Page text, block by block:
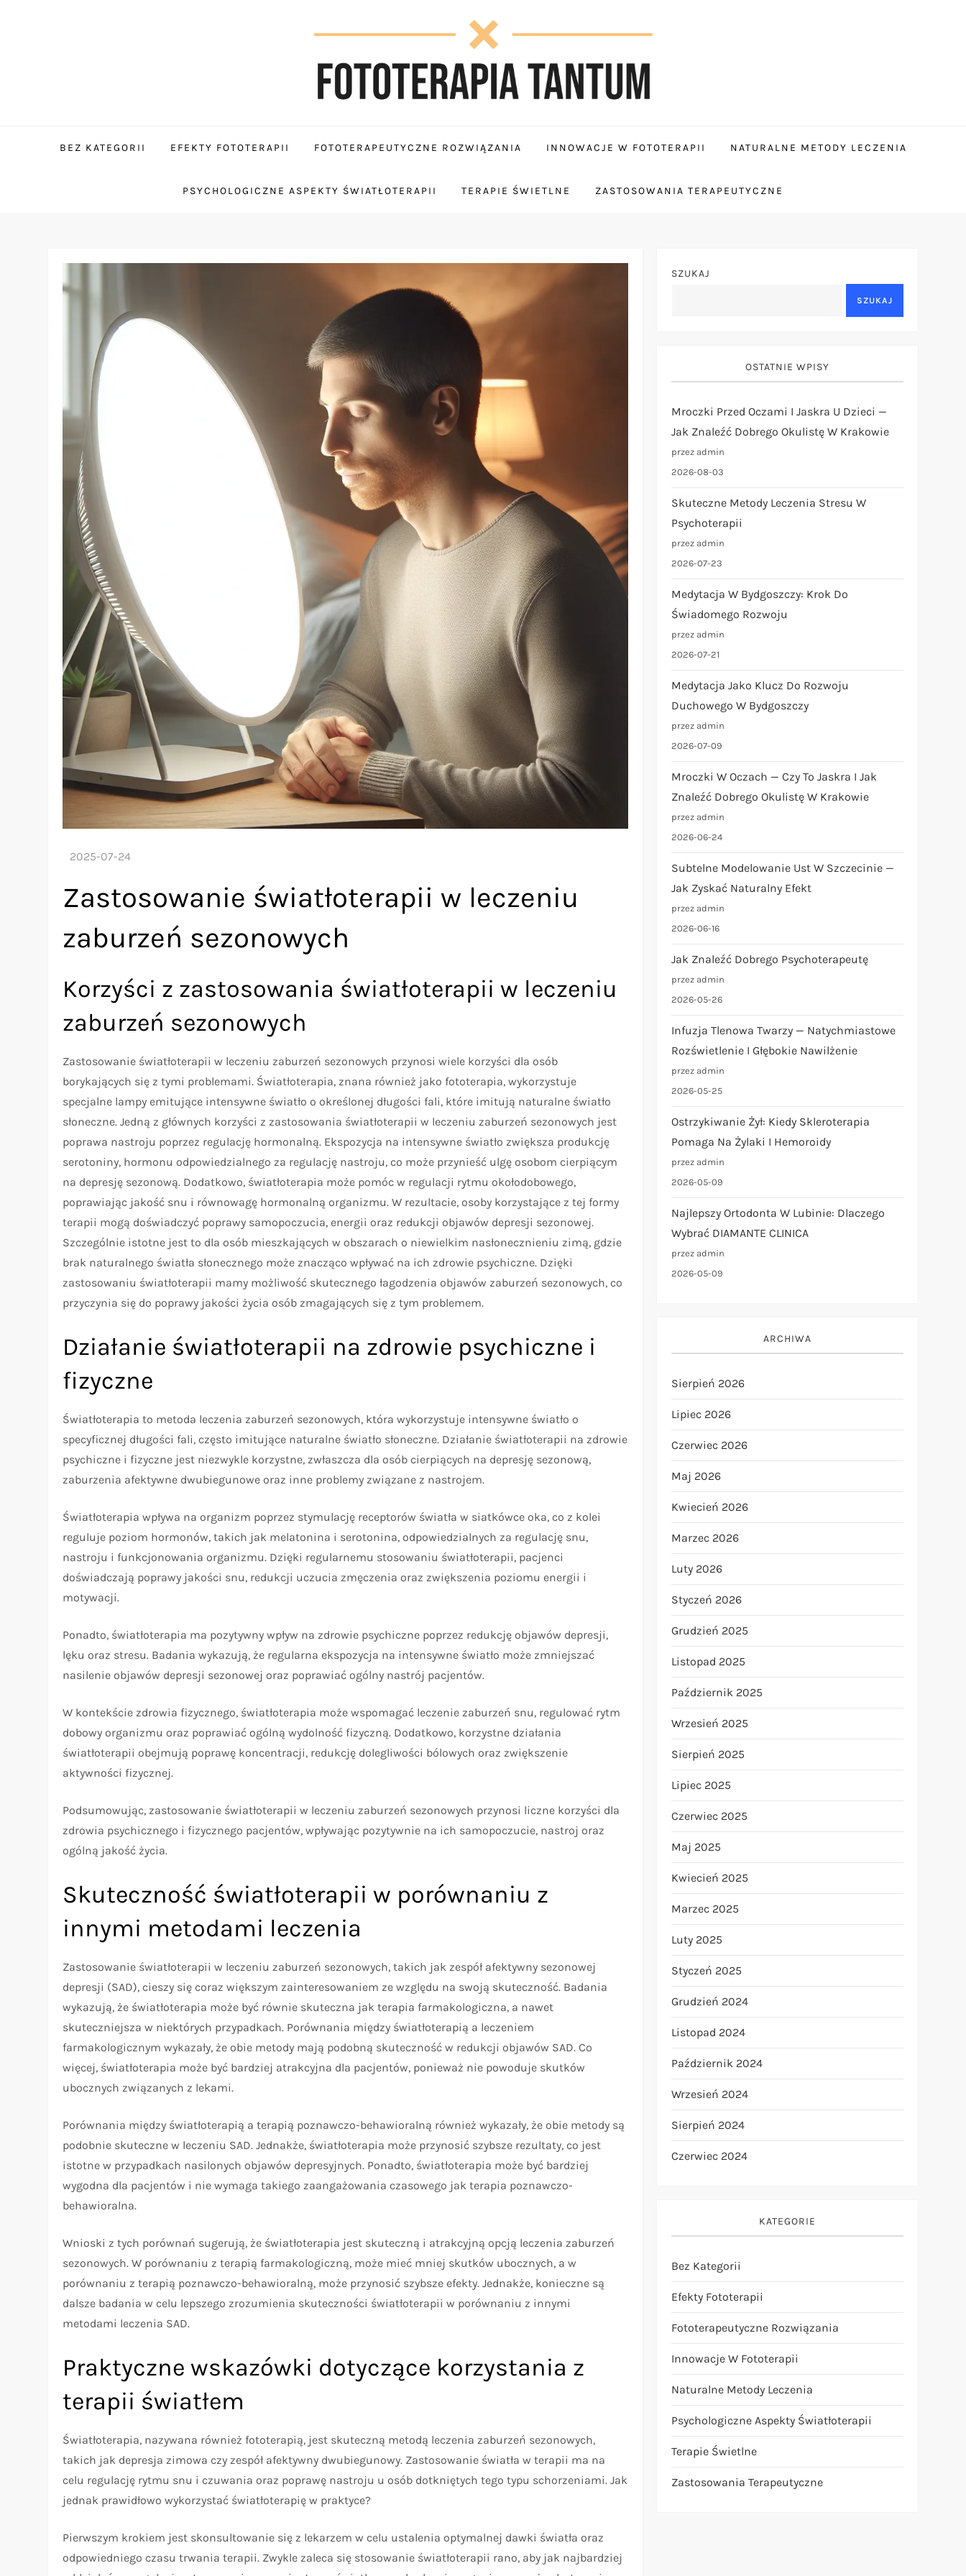
BEZ KATEGORII EFEKTY FOTOTERAPII FOTOTERAPEUTYCZNE ROZWIĄZANIA INNOWACJE W FOTOTERAPII NATURALNE METODY LECZENIA
PSYCHOLOGICZNE ASPEKTY ŚWIATŁOTERAPII TERAPIE ŚWIETLNE ZASTOSOWANIA TERAPEUTYCZNE
Zastosowanie światłoterapii w leczeniu
zaburzeń sezonowych
Korzyści z zastosowania światłoterapii w leczeniu
zaburzeń sezonowych
Zastosowanie światłoterapii w leczeniu zaburzeń sezonowych przynosi wiele korzyści dla osób
borykających się z tymi problemami. Światłoterapia, znana również jako fototerapia, wykorzystuje
specjalne lampy emitujące intensywne światło o określonej długości fali, które imitują naturalne światło
słoneczne. Jedną z głównych korzyści z zastosowania światłoterapii w leczeniu zaburzeń sezonowych jest
poprawa nastroju poprzez regulację hormonalną. Ekspozycja na intensywne światło zwiększa produkcję
serotoniny, hormonu odpowiedzialnego za regulację nastroju, co może przynieść ulgę osobom cierpiącym
na depresję sezonową. Dodatkowo, światłoterapia może pomóc w regulacji rytmu okołodobowego,
poprawiając jakość snu i równowagę hormonalną organizmu. W rezultacie, osoby korzystające z tej formy
terapii mogą doświadczyć poprawy samopoczucia, energii oraz redukcji objawów depresji sezonowej.
Szczególnie istotne jest to dla osób mieszkających w obszarach o niewielkim nasłonecznieniu zimą, gdzie
brak naturalnego światła słonecznego może znacząco wpływać na ich zdrowie psychiczne. Dzięki
zastosowaniu światłoterapii mamy możliwość skutecznego łagodzenia objawów zaburzeń sezonowych, co
przyczynia się do poprawy jakości życia osób zmagających się z tym problemem.
Działanie światłoterapii na zdrowie psychiczne i
fizyczne
Światłoterapia to metoda leczenia zaburzeń sezonowych, która wykorzystuje intensywne światło o
specyficznej długości fali, często imitujące naturalne światło słoneczne. Działanie światłoterapii na zdrowie
psychiczne i fizyczne jest niezwykle korzystne, zwłaszcza dla osób cierpiących na depresję sezonową,
zaburzenia afektywne dwubiegunowe oraz inne problemy związane z nastrojem.
Światłoterapia wpływa na organizm poprzez stymulację receptorów światła w siatkówce oka, co z kolei
reguluje poziom hormonów, takich jak melatonina i serotonina, odpowiedzialnych za regulację snu,
nastroju i funkcjonowania organizmu. Dzięki regularnemu stosowaniu światłoterapii, pacjenci
doświadczają poprawy jakości snu, redukcji uczucia zmęczenia oraz zwiększenia poziomu energii i
motywacji.
Ponadto, światłoterapia ma pozytywny wpływ na zdrowie psychiczne poprzez redukcję objawów depresji,
lęku oraz stresu. Badania wykazują, że regularna ekspozycja na intensywne światło może zmniejszać
nasilenie objawów depresji sezonowej oraz poprawiać ogólny nastrój pacjentów.
W kontekście zdrowia fizycznego, światłoterapia może wspomagać leczenie zaburzeń snu, regulować rytm
dobowy organizmu oraz poprawiać ogólną wydolność fizyczną. Dodatkowo, korzystne działania
światłoterapii obejmują poprawę koncentracji, redukcję dolegliwości bólowych oraz zwiększenie
aktywności fizycznej.
Podsumowując, zastosowanie światłoterapii w leczeniu zaburzeń sezonowych przynosi liczne korzyści dla
zdrowia psychicznego i fizycznego pacjentów, wpływając pozytywnie na ich samopoczucie, nastroj oraz
ogólną jakość życia.
Skuteczność światłoterapii w porównaniu z
innymi metodami leczenia
Zastosowanie światłoterapii w leczeniu zaburzeń sezonowych, takich jak zespół afektywny sezonowej
depresji (SAD), cieszy się coraz większym zainteresowaniem ze względu na swoją skuteczność. Badania
wykazują, że światłoterapia może być równie skuteczna jak terapia farmakologiczna, a nawet
skuteczniejsza w niektórych przypadkach. Porównania między światłoterapią a leczeniem
farmakologicznym wykazały, że obie metody mają podobną skuteczność w redukcji objawów SAD. Co
więcej, światłoterapia może być bardziej atrakcyjna dla pacjentów, ponieważ nie powoduje skutków
ubocznych związanych z lekami.
Porównania między światłoterapią a terapią poznawczo-behawioralną również wykazały, że obie metody są
podobnie skuteczne w leczeniu SAD. Jednakże, światłoterapia może przynosić szybsze rezultaty, co jest
istotne w przypadkach nasilonych objawów depresyjnych. Ponadto, światłoterapia może być bardziej
wygodna dla pacjentów i nie wymaga takiego zaangażowania czasowego jak terapia poznawczo-
behawioralna.
Wnioski z tych porównań sugerują, że światłoterapia jest skuteczną i atrakcyjną opcją leczenia zaburzeń
sezonowych. W porównaniu z terapią farmakologiczną, może mieć mniej skutków ubocznych, a w
porównaniu z terapią poznawczo-behawioralną, może przynosić szybsze efekty. Jednakże, konieczne są
dalsze badania w celu lepszego zrozumienia skuteczności światłoterapii w porównaniu z innymi
metodami leczenia SAD.
Praktyczne wskazówki dotyczące korzystania z
terapii światłem
Światłoterapia, nazywana również fototerapią, jest skuteczną metodą leczenia zaburzeń sezonowych,
takich jak depresja zimowa czy zespół afektywny dwubiegunowy. Zastosowanie światła w terapii ma na
celu regulację rytmu snu i czuwania oraz poprawę nastroju u osób dotkniętych tego typu schorzeniami. Jak
jednak prawidłowo wykorzystać światłoterapię w praktyce?
Pierwszym krokiem jest skonsultowanie się z lekarzem w celu ustalenia optymalnej dawki światła oraz
odpowiedniego czasu trwania terapii. Zwykle zaleca się stosowanie światłoterapii rano, aby jak najbardziej
SZUKAJ
SZUKAJ
OSTATNIE WPISY
Mroczki Przed Oczami I Jaskra U Dzieci —
Jak Znaleźć Dobrego Okulistę W Krakowie
przez admin
2026-08-03
Skuteczne Metody Leczenia Stresu W
Psychoterapii
przez admin
2026-07-23
Medytacja W Bydgoszczy: Krok Do
Świadomego Rozwoju
przez admin
2026-07-21
Medytacja Jako Klucz Do Rozwoju
Duchowego W Bydgoszczy
przez admin
2026-07-09
Mroczki W Oczach — Czy To Jaskra I Jak
Znaleźć Dobrego Okulistę W Krakowie
przez admin
2026-06-24
Subtelne Modelowanie Ust W Szczecinie —
Jak Zyskać Naturalny Efekt
przez admin
2026-06-16
Jak Znaleźć Dobrego Psychoterapeutę
przez admin
2026-05-26
Infuzja Tlenowa Twarzy — Natychmiastowe
Rozświetlenie I Głębokie Nawilżenie
przez admin
2026-05-25
Ostrzykiwanie Żył: Kiedy Skleroterapia
Pomaga Na Żylaki I Hemoroidy
przez admin
2026-05-09
Najlepszy Ortodonta W Lubinie: Dlaczego
Wybrać DIAMANTE CLINICA
przez admin
2026-05-09
ARCHIWA
Sierpień 2026
Lipiec 2026
Czerwiec 2026
Maj 2026
Kwiecień 2026
Marzec 2026
Luty 2026
Styczeń 2026
Grudzień 2025
Listopad 2025
Październik 2025
Wrzesień 2025
Sierpień 2025
Lipiec 2025
Czerwiec 2025
Maj 2025
Kwiecień 2025
Marzec 2025
Luty 2025
Styczeń 2025
Grudzień 2024
Listopad 2024
Październik 2024
Wrzesień 2024
Sierpień 2024
Czerwiec 2024
KATEGORIE
Bez Kategorii
Efekty Fototerapii
Fototerapeutyczne Rozwiązania
Innowacje W Fototerapii
Naturalne Metody Leczenia
Psychologiczne Aspekty Światłoterapii
Terapie Świetlne
Zastosowania Terapeutyczne